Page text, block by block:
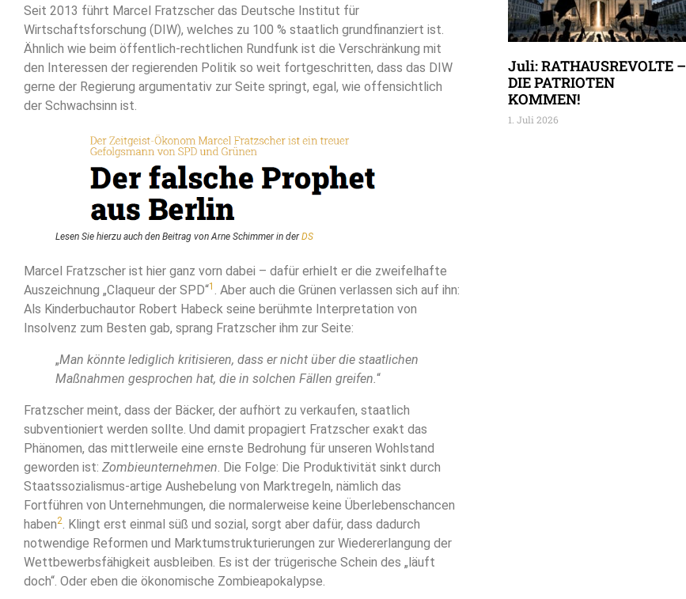
Seit 2013 führt Marcel Fratzscher das Deutsche Institut für
Wirtschaftsforschung (DIW), welches zu 100 % staatlich grundfinanziert ist.
Ähnlich wie beim öffentlich-rechtlichen Rundfunk ist die Verschränkung mit
den Interessen der regierenden Politik so weit fortgeschritten, dass das DIW
gerne der Regierung argumentativ zur Seite springt, egal, wie offensichtlich
der Schwachsinn ist.
Lesen Sie hierzu auch den Beitrag von Arne Schimmer in derDS
Marcel Fratzscher ist hier ganz vorn dabei – dafür erhielt er die zweifelhafte
Auszeichnung „Claqueur der SPD“1
. Aber auch die Grünen verlassen sich auf ihn:
Als Kinderbuchautor Robert Habeck seine berühmte Interpretation von
Insolvenz zum Besten gab, sprang Fratzscher ihm zur Seite:
„Man könnte lediglich kritisieren, dass er nicht über die staatlichen
Maßnahmen gesprochen hat, die in solchen Fällen greifen. “
Fratzscher meint, dass der Bäcker, der aufhört zu verkaufen, staatlich
subventioniert werden sollte. Und damit propagiert Fratzscher exakt das
Phänomen, das mittlerweile eine ernste Bedrohung für unseren Wohlstand
geworden ist: Zombieunternehmen . Die Folge: Die Produktivität sinkt durch
Staatssozialismus-artige Aushebelung von Marktregeln, nämlich das
Fortführen von Unternehmungen, die normalerweise keine Überlebenschancen
haben2
. Klingt erst einmal süß und sozial, sorgt aber dafür, dass dadurch
notwendige Reformen und Marktumstrukturierungen zur Wiedererlangung der
Wettbewerbsfähigkeit ausbleiben. Es ist der trügerische Schein des „läuft
doch“. Oder eben die ökonomische Zombieapokalypse.
Juli: RATHAUSREVOLTE –
DIE PATRIOTEN
KOMMEN!
1. Juli 2026